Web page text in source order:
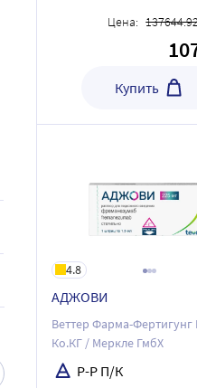
Цена:
Купить
4.8
АДЖОВИ
Веттер Фарма-Фертигунг
Ко.КГ / Меркле ГмбХ
Р-Р П/К